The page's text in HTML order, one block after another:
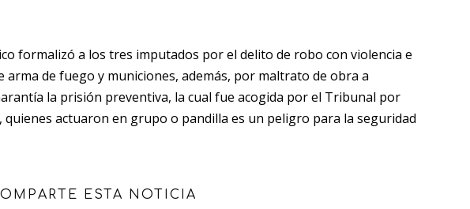
formalizó a los tres imputados por el delito de robo con violencia e
de fuego y municiones, además, por maltrato de obra a
la prisión preventiva, la cual fue acogida por el Tribunal por
actuaron en grupo o pandilla es un peligro para la seguridad
ESTA NOTICIA